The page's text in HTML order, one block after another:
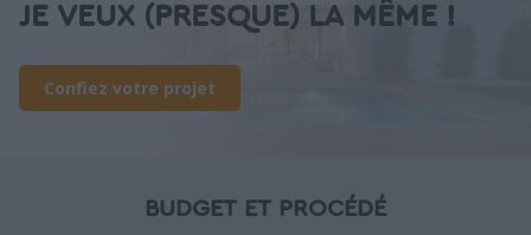
JE VEUX (PRESQUE) LA MÊME !
Confiez votre projet
BUDGET ET PROCÉDÉ